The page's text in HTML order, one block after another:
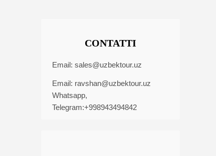
CONTATTI
Email: sales@uzbektour.uz
Email: ravshan@uzbektour.uz
Whatsapp,
Telegram:+998943494842